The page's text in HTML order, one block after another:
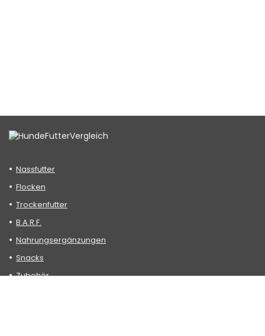
Nassfutter
Flocken
Trockenfutter
B.A.R.F.
Nahrungsergänzungen
Snacks
Zubehör